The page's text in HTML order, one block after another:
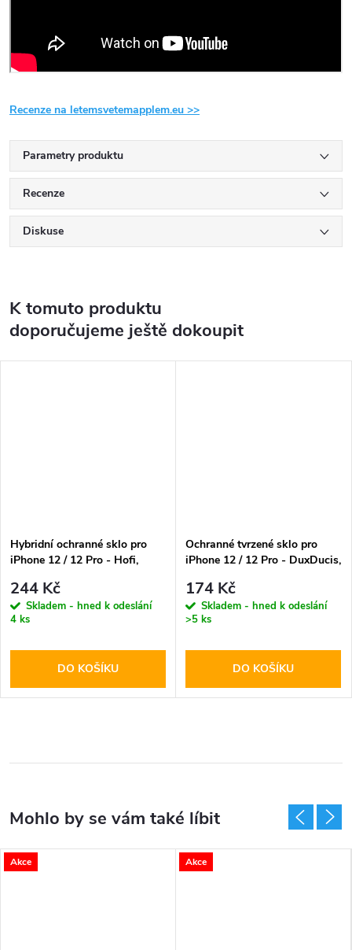
Recenze na letemsvetemapplem.eu >>
Parametry produktu
Recenze
Diskuse
K tomuto produktu
doporučujeme ještě dokoupit
Hybridní ochranné sklo pro
iPhone 12 / 12 Pro - Hofi,
244 Kč
Skladem - hned k odeslání
4 ks
DO KOŠÍKU
Ochranné tvrzené sklo pro
iPhone 12 / 12 Pro - DuxDucis,
174 Kč
Skladem - hned k odeslání
>5 ks
DO KOŠÍKU
Akce Akce